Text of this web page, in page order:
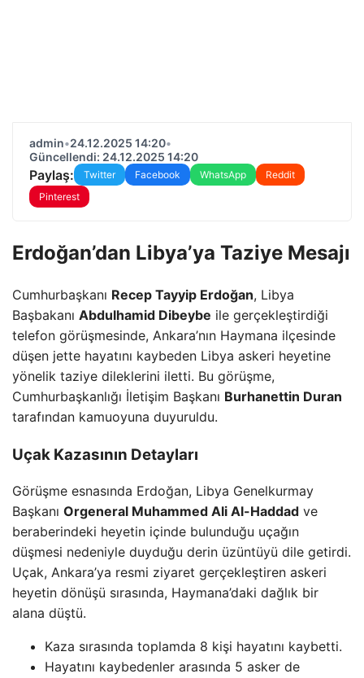
admin•24.12.2025 14:20•
Güncellendi: 24.12.2025 14:20
Paylaş: Twitter Facebook WhatsApp
Reddit
Pinterest
Erdoğan’dan Libya’ya Taziye Mesajı
Cumhurbaşkanı Recep Tayyip Erdoğan, Libya
Başbakanı Abdulhamid Dibeybe ile gerçekleştirdiği
telefon görüşmesinde, Ankara’nın Haymana ilçesinde
düşen jette hayatını kaybeden Libya askeri heyetine
yönelik taziye dileklerini iletti. Bu görüşme,
Cumhurbaşkanlığı İletişim Başkanı Burhanettin Duran
tarafından kamuoyuna duyuruldu.
Uçak Kazasının Detayları
Görüşme esnasında Erdoğan, Libya Genelkurmay
Başkanı Orgeneral Muhammed Ali Al-Haddad ve
beraberindeki heyetin içinde bulunduğu uçağın
düşmesi nedeniyle duyduğu derin üzüntüyü dile getirdi.
Uçak, Ankara’ya resmi ziyaret gerçekleştiren askeri
heyetin dönüşü sırasında, Haymana’daki dağlık bir
alana düştü.
Kaza sırasında toplamda 8 kişi hayatını kaybetti.
Hayatını kaybedenler arasında 5 asker de